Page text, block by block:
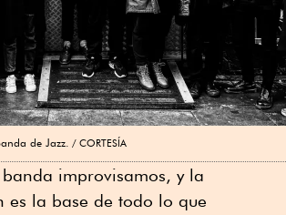
de Jazz. CORTESÍA
banda improvisamos, y la
es la base de todo lo que